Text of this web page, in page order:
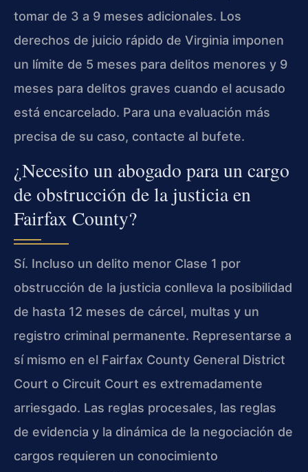
tomar de 3 a 9 meses adicionales. Los
derechos de juicio rápido de Virginia imponen
un límite de 5 meses para delitos menores y 9
meses para delitos graves cuando el acusado
está encarcelado. Para una evaluación más
precisa de su caso, contacte al bufete.
¿Necesito un abogado para un cargo
de obstrucción de la justicia en
Fairfax County?
Sí. Incluso un delito menor Clase 1 por
obstrucción de la justicia conlleva la posibilidad
de hasta 12 meses de cárcel, multas y un
registro criminal permanente. Representarse a
sí mismo en el Fairfax County General District
Court o Circuit Court es extremadamente
arriesgado. Las reglas procesales, las reglas
de evidencia y la dinámica de la negociación de
cargos requieren un conocimiento